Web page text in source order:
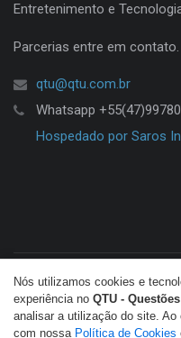
Nós utilizamos cookies e
experiência no QTU -
analisar a utilização do site.
com nossa Política de Cookies
Entretenimento e
Parcerias entre em contato.
qtu@qtu.com.br
Whatsapp
Hospedado por Saros
© Copyright 2026